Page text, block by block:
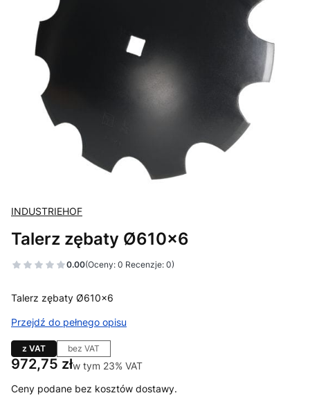
INDUSTRIEHOF
Talerz zębaty Ø610x6
0.00(Oceny: 0 Recenzje: 0)
Talerz zębaty Ø610x6
Przejdź do pełnego opisu
z VAT bez VAT
Cena
972,75 złw tym 23% VAT
w tym 23% VAT
Ceny podane bez kosztów dostawy.